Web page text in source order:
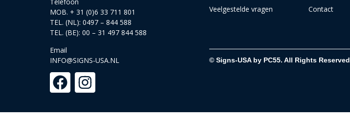
MOB. + 31 (0)6 33 711 801
TEL. (NL): 0497 – 844 588
TEL. (BE): 00 – 31 497 844 588
Email
INFO@SIGNS-USA.NL
Veelgestelde vragen
Contact
© Signs-USA by PC55. All Rights Reserved